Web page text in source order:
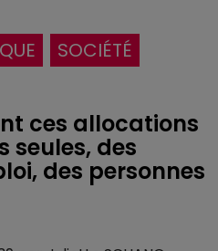
SOCIÉTÉ
ces allocations
seules, des
des personnes